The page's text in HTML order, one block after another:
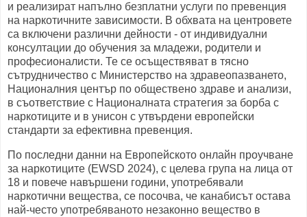
и реализират напълно безплатни услуги по превенция
на наркотичните зависимости. В обхвата на центровете
са включени различни дейности - от индивидуални
консултации до обучения за младежи, родители и
професионалисти. Те се осъществяват в тясно
сътрудничество с Министерство на здравеопазването,
Националния център по обществено здраве и анализи,
в съответствие с Националната стратегия за борба с
наркотиците и в унисон с утвърдени европейски
стандарти за ефективна превенция.
По последни данни на Европейското онлайн проучване
за наркотиците (EWSD 2024), с целева група на лица от
18 и повече навършени години, употребявали
наркотични вещества, се посочва, че канабисът остава
най-често употребяваното незаконно вещество в